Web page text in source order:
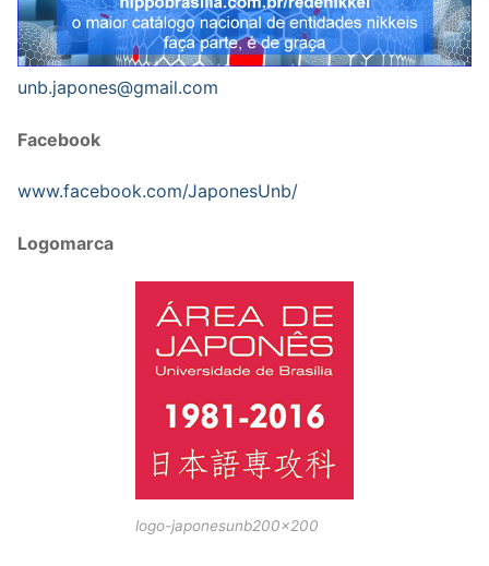
unb.japones@gmail.com
Facebook
www.facebook.com/JaponesUnb/
Logomarca
logo-japonesunb200x200